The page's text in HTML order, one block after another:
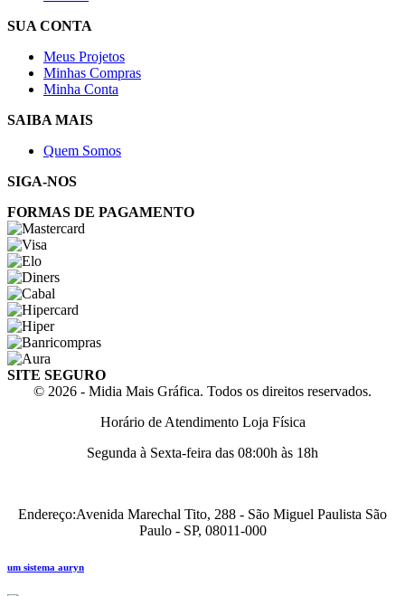
SUA CONTA
Meus Projetos
Minhas Compras
Minha Conta
SAIBA MAIS
Quem Somos
SIGA-NOS
FORMAS DE PAGAMENTO
SITE SEGURO
© 2026 - Midia Mais Gráfica. Todos os direitos reservados.
Horário de Atendimento Loja Física
Segunda à Sexta-feira das 08:00h às 18h
Endereço:Avenida Marechal Tito, 288 - São Miguel Paulista São
Paulo - SP, 08011-000
um sistema auryn